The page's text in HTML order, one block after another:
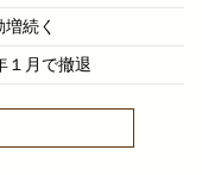
続く
１月で撤退